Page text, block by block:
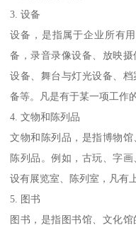
3. 设备
设备，是指属于企业所有
备，录音录像设备、放映
设备、舞台与灯光设备、
备等。凡是有于某一项工作
4. 文物和陈列品
文物和陈列品，是指博物
陈列品。例如，古玩、字
设有展览室、陈列室，凡有
5. 图书
图书，是指图书馆、文化